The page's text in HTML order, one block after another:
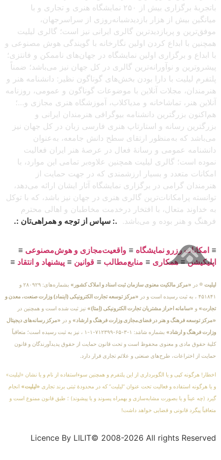
باتجربهٔ برگزاری بیش از ۲۵۰ نمایشگاه هنری و تجاری و با
میانگین بیش از هزار بازدیدشبانه‌روزی از سراسرجهان،
موفق‌ترین و پربازدیدترین گالری ایرانی نیز است؛ گالری لیلیت
همچنین با ابداع کردن اولین نگارخانه با گویندگی هوش مصنوعی و
با ابداع و برگزاری اولین نمایشگاه در جهان‌های ناممکن و فانتزی؛
پیشروترین و نوآورانه‌ترین گالری در کل جهان نیز می‌باشد؛ ضمناً
پلتفرم لیلیت با دارا بودن بخش‌های گوناگون نظیر: دانشنامه هنر و
هنرمندان، مجلات آنلاین با موضوعات گوناگون و عمومی، روزنامه
آنلاین هنر، تماشاخانه و مدیاکلاب، آموزشگاه هنری مجازی و…؛
هم‌اکنون بزرگترین دانشنامه بیوگرافی هنرمندان ایرانی و
بزرگترین رسانه و استارتاپ هنری فارسی زبان در کل جهان نیز
می‌باشد که به‌منظور ارتقای سطح دانش جامعه، به‌عنوان
دانشنامه عمومی و رسانهٔ فعال در عرصهٔ هنر ایران فعالیت
نموده است؛ گالری لیلیت همچنین علاوه‌بر تمامی این موارد، با
امکانات متعدد و بسیار ارزشمندی که در جهت حمایت از
هنرمندان گرامی در برگزاری نمایشگاه آثار ایشان ارائه می‌دهد،
توانسته پرامکانات‌ترین گالری هنری در جهان نیز باشد، که با توکل
به خداوند متعال، با افتخار درخدمت مخاطبان و اهالی محترم
فرهنگ و هنر بوده و می‌باشد. .: سپاس از توجه و همراهی‌تان :.
≡ امکانات رزرو نمایشگاه ≡ واقعیت‌مجازی و هوش‌مصنوعی ≡
اپلیکیشن≡همکاری ≡ منابع‌مطالب ≡ قوانین ≡ پیشنهاد و انتقاد ≡
لیلیت ® در «مرکز مالکیت معنوی سازمان ثبت اسناد و املاک کشور»
بشماره‌های: ۲۸۰۹۲۹ و
۴۵۱۸۴۱ ، به ثبت رسیده است و در
«مرکز توسعه تجارت الکترونیکی (اینماد) وزارت صنعت، معدن و
تجارت» و «سامانه احراز مشتریان تجارت الکترونیکی (اِمتا)» نیز ثبت شده است و همچنین در
«مرکز توسعه فرهنگ و هنر در فضای‌مجازی وزارت فرهنگ و ارشاد» و در «مرکز رسانه‌های دیجیتال
وزارت فرهنگ و ارشاد»
بشماره شامَد: ۱-۳-۶۵-۷۱۲۳۹۹-۱-۱ ، نیز به ثبت رسیده است؛ متعاقباً
کلیهٔ حقوق مادی و معنوی محفوظ است و تحت قانون حمایت از حقوق پدیدآورندگان و قانون
حمایت از اختراعات، طرح‌های صنعتی و علائم تجاری قرار دارد.
اخطار! هرگونه کپی و یا الگوبرداری از این پلتفرم و همچنین سوءاستفاده از نام و یا نشان «لیلیت»
و یا هرگونه استفاده و فعالیت تحت عنوان “لیلیت” که در محدودهٔ ثبتی برند تجاری «لیلیت» انجام
گیرد (چه عیناً و یا بصورت مشابه‌سازی و بهمراه پسوند و یا پیشوند) ؛ طبق قانون ممنوع است و
متعاقباً پیگرد قانونی و قضایی خواهد داشت!
Licence By LILIT© 2008-2026 All rights Reserved